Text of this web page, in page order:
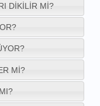
DIKILIR MI?
MI?